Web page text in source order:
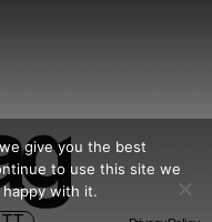
give you the best
to use this site we
with it.